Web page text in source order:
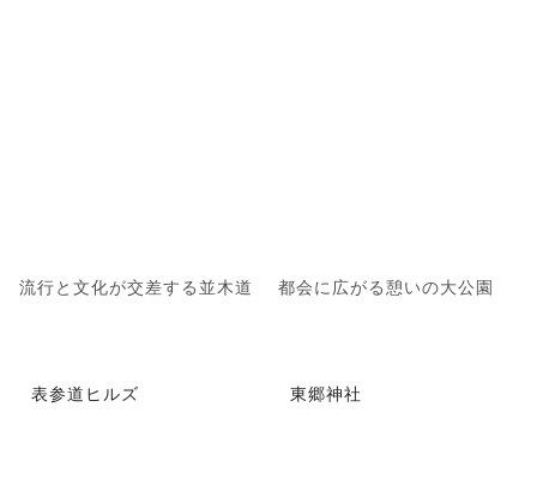
流行と文化が交差する並木道 都会に広がる憩いの大公園
表参道ヒルズ 東郷神社